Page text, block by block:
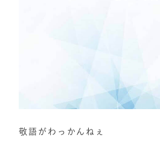
敬語がわっかんねぇ